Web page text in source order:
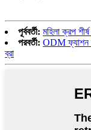
পূর্ববর্তী: মহিলা ক্রপ
পরবর্তী: ODM ফ্যাশন
ব্রা